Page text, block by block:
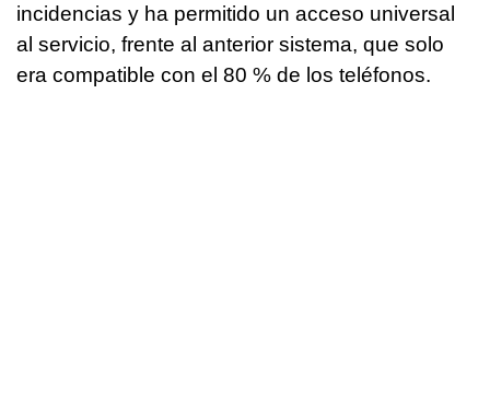
incidencias y ha permitido un acceso universal
al servicio, frente al anterior sistema, que solo
era compatible con el 80 % de los teléfonos.